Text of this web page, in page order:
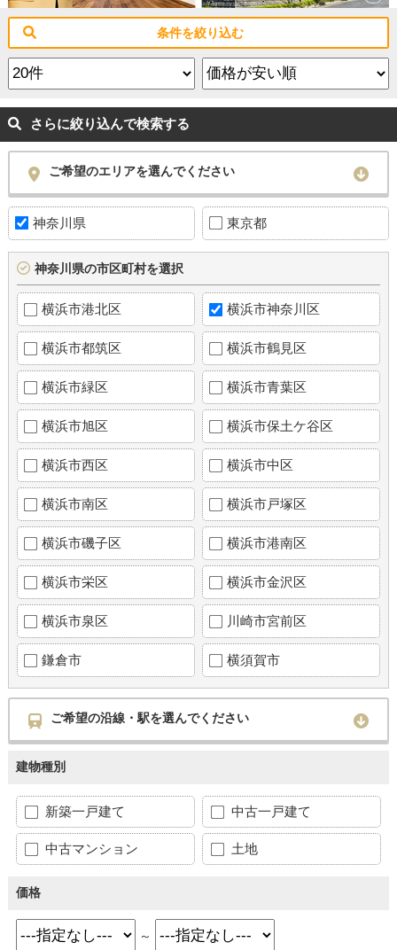
条件を絞り込む
さらに絞り込んで検索する
ご希望のエリアを選んでください
神奈川県 東京都
神奈川県の市区町村を選択
横浜市港北区 横浜市神奈川区
横浜市都筑区 横浜市鶴見区
横浜市緑区 横浜市青葉区
横浜市旭区 横浜市保土ケ谷区
横浜市西区 横浜市中区
横浜市南区 横浜市戸塚区
横浜市磯子区 横浜市港南区
横浜市栄区 横浜市金沢区
横浜市泉区 川崎市宮前区
鎌倉市 横須賀市
ご希望の沿線・駅を選んでください
建物種別
新築一戸建て 中古一戸建て
中古マンション 土地
価格
～